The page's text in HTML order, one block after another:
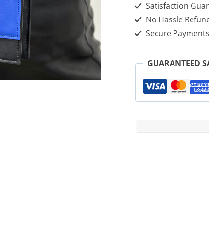
Satisfaction
No Hassle
Secure Payments
GUARANTEED